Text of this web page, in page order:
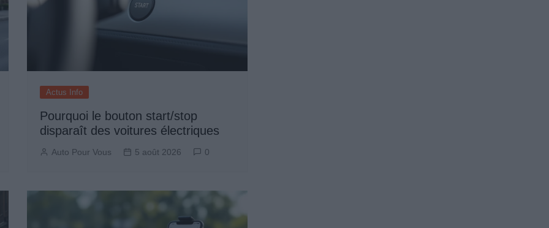
Actus Info
Pourquoi le bouton start/stop
disparaît des voitures électriques
Auto Pour Vous 5 août 2026 0